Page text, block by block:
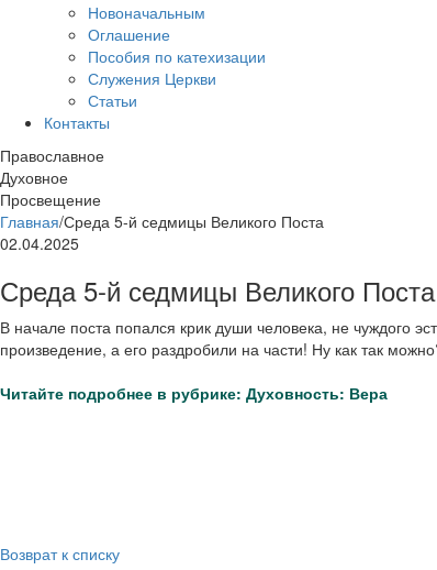
Новоначальным
Оглашение
Пособия по катехизации
Служения Церкви
Статьи
Контакты
Православное
Духовное
Просвещение
Главная/Среда 5-й седмицы Великого Поста
02.04.2025
Среда 5-й седмицы Великого Поста
В начале поста попался крик души человека, не чуждого
произведение, а его раздробили на части! Ну как так
Читайте подробнее в рубрике: Духовность: Вера
Возврат к списку